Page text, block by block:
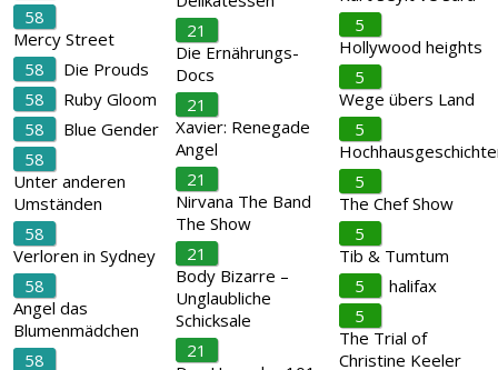
58
Mercy Street
58
Die Prouds
58
Ruby Gloom
58
Blue Gender
58
Unter anderen
Umständen
58
Verloren in Sydney
58
Angel das
Blumenmädchen
58
21
Die Ernährungs-
Docs
21
Xavier: Renegade
Angel
21
Nirvana The Band
The Show
21
Body Bizarre –
Unglaubliche
Schicksale
21
5
Hollywood heights
5
Wege übers Land
5
5
The Chef Show
5
Tib & Tumtum
5
halifax
5
The Trial of
Christine Keeler